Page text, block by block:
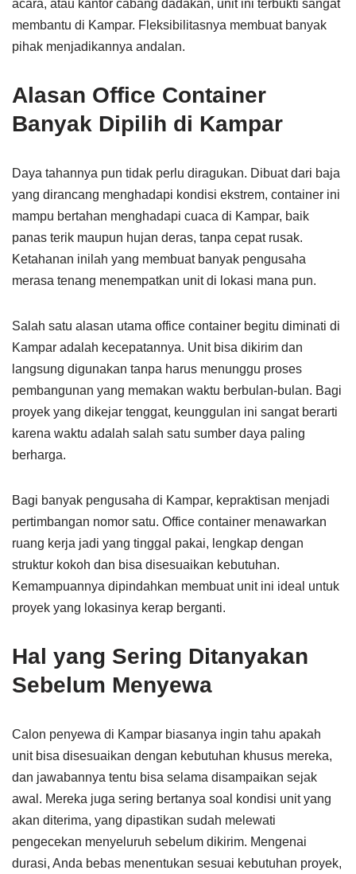
acara, atau kantor cabang dadakan, unit ini terbukti sangat
membantu di Kampar. Fleksibilitasnya membuat banyak
pihak menjadikannya andalan.
Alasan Office Container
Banyak Dipilih di Kampar
Daya tahannya pun tidak perlu diragukan. Dibuat dari baja
yang dirancang menghadapi kondisi ekstrem, container ini
mampu bertahan menghadapi cuaca di Kampar, baik
panas terik maupun hujan deras, tanpa cepat rusak.
Ketahanan inilah yang membuat banyak pengusaha
merasa tenang menempatkan unit di lokasi mana pun.
Salah satu alasan utama office container begitu diminati di
Kampar adalah kecepatannya. Unit bisa dikirim dan
langsung digunakan tanpa harus menunggu proses
pembangunan yang memakan waktu berbulan-bulan. Bagi
proyek yang dikejar tenggat, keunggulan ini sangat berarti
karena waktu adalah salah satu sumber daya paling
berharga.
Bagi banyak pengusaha di Kampar, kepraktisan menjadi
pertimbangan nomor satu. Office container menawarkan
ruang kerja jadi yang tinggal pakai, lengkap dengan
struktur kokoh dan bisa disesuaikan kebutuhan.
Kemampuannya dipindahkan membuat unit ini ideal untuk
proyek yang lokasinya kerap berganti.
Hal yang Sering Ditanyakan
Sebelum Menyewa
Calon penyewa di Kampar biasanya ingin tahu apakah
unit bisa disesuaikan dengan kebutuhan khusus mereka,
dan jawabannya tentu bisa selama disampaikan sejak
awal. Mereka juga sering bertanya soal kondisi unit yang
akan diterima, yang dipastikan sudah melewati
pengecekan menyeluruh sebelum dikirim. Mengenai
durasi, Anda bebas menentukan sesuai kebutuhan proyek,